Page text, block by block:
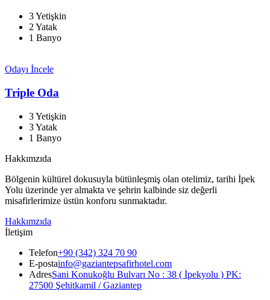
3 Yetişkin
2 Yatak
1 Banyo
Odayı İncele
Triple Oda
3 Yetişkin
3 Yatak
1 Banyo
Hakkımzıda
Bölgenin kültürel dokusuyla bütünleşmiş olan otelimiz, tarihi İpek
Yolu üzerinde yer almakta ve şehrin kalbinde siz değerli
misafirlerimize üstün konforu sunmaktadır.
Hakkımzıda
İletişim
Telefon+90 (342) 324 70 90
E-postainfo@gaziantepsafirhotel.com
AdresSani Konukoğlu Bulvarı No : 38 ( İpekyolu ) PK:
27500 Şehitkamil / Gaziantep